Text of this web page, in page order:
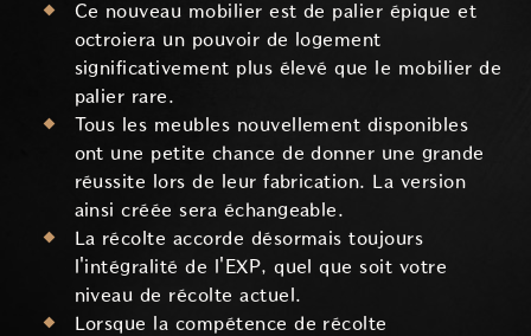
Ce nouveau mobilier est de palier épique et
octroiera un pouvoir de logement
significativement plus élevé que le mobilier de
palier rare.
Tous les meubles nouvellement disponibles
ont une petite chance de donner une grande
réussite lors de leur fabrication. La version
ainsi créée sera échangeable.
La récolte accorde désormais toujours
l'intégralité de l'EXP, quel que soit votre
niveau de récolte actuel.
Lorsque la compétence de récolte